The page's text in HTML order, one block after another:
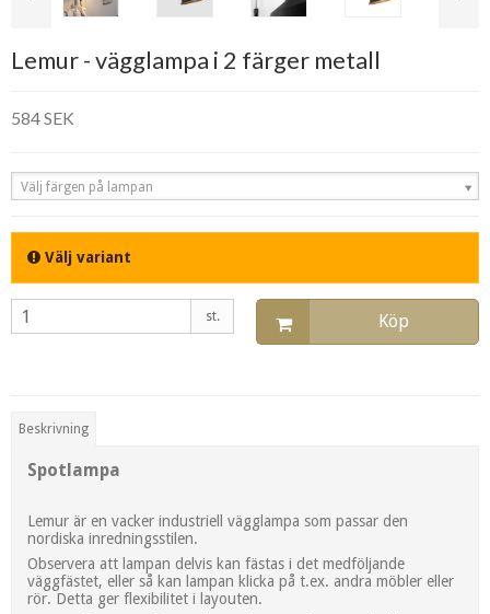
Lemur - vägglampa i 2 färger metall
584 SEK
Välj färgen på lampan
Välj variant
st. Köp
Beskrivning
Spotlampa
Lemur är en vacker industriell vägglampa som passar den
nordiska inredningsstilen.
Observera att lampan delvis kan fästas i det medföljande
väggfästet, eller så kan lampan klicka på t.ex. andra möbler eller
rör. Detta ger flexibilitet i layouten.